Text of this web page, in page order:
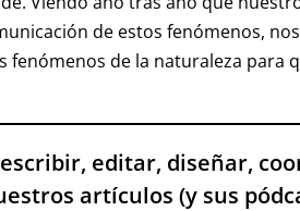
de estos fenómenos,
fenómenos de la naturaleza para
editar, diseñar,
artículos (y sus